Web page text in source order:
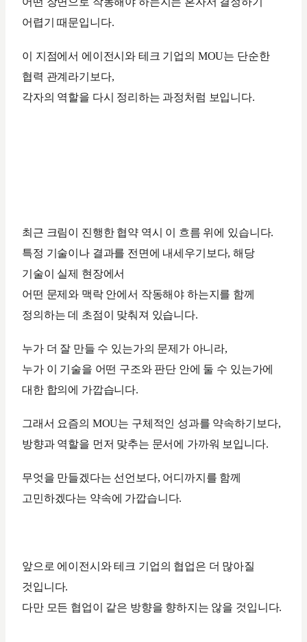
어렵기 때문입니다.
이 지점에서 에이전시와 테크 기업의 MOU는 단순한
협력 관계라기보다,
각자의 역할을 다시 정리하는 과정처럼 보입니다.
최근 크림이 진행한 협약 역시 이 흐름 위에 있습니다.
특정 기술이나 결과를 전면에 내세우기보다, 해당
기술이 실제 현장에서
어떤 문제와 맥락 안에서 작동해야 하는지를 함께
정의하는 데 초점이 맞춰져 있습니다.
누가 더 잘 만들 수 있는가의 문제가 아니라,
누가 이 기술을 어떤 구조와 판단 안에 둘 수 있는가에
대한 합의에 가깝습니다.
그래서 요즘의 MOU는 구체적인 성과를 약속하기보다,
방향과 역할을 먼저 맞추는 문서에 가까워 보입니다.
무엇을 만들겠다는 선언보다, 어디까지를 함께
고민하겠다는 약속에 가깝습니다.
앞으로 에이전시와 테크 기업의 협업은 더 많아질
것입니다.
다만 모든 협업이 같은 방향을 향하지는 않을 것입니다.